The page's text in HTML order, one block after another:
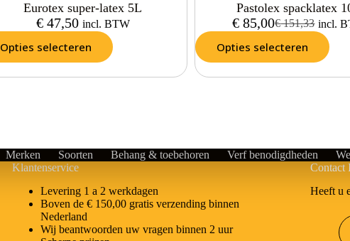
Eurotex super-latex 5L
€47,50 incl. BTW
Opties selecteren
Pastolex spacklatex
€151,33
€ 85,00 incl.
Opties selecteren
Merken Soorten Behang & toebehoren Verf benodigdheden
Klantenservice
Levering 1 a 2 werkdagen
Boven de € 150,00 gratis verzending binnen
Nederland
Wij beantwoorden uw vragen binnen 2 uur
Contact
Heeft u